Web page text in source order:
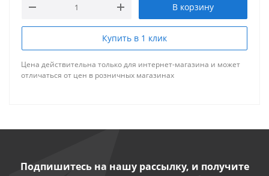
В корзину
Купить в 1 клик
Цена действительна только для интернет-магазина и может
отличаться от цен в розничных магазинах
Подпишитесь на нашу рассылку, и получите